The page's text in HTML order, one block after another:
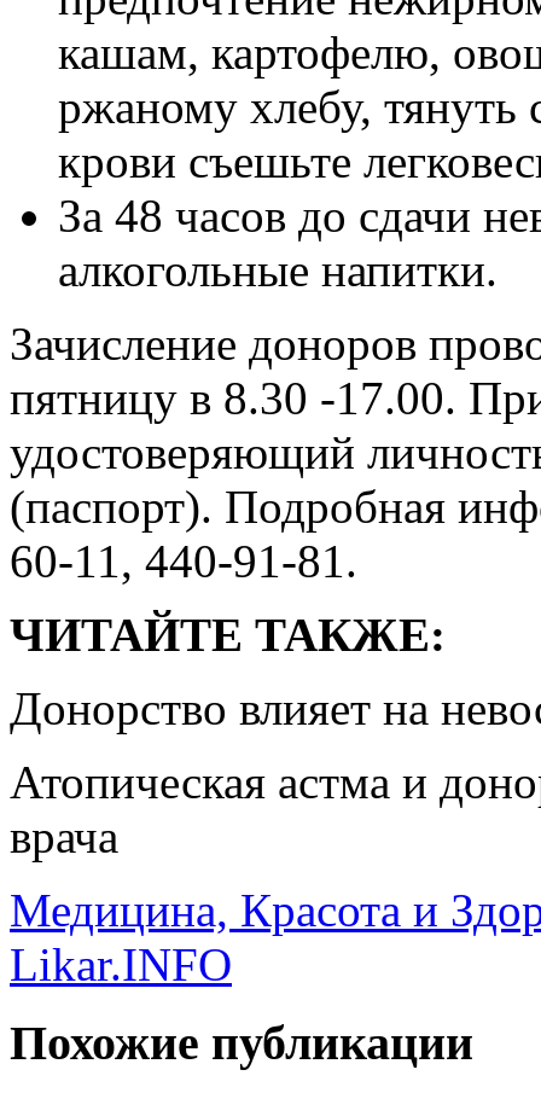
кашам, картофелю,
ржаному хлебу,
крови съешьте
За 48 часов до сдачи
алкогольные напитки.
Зачисление доноров
пятницу в 8.30 -17.00.
удостоверяющий
(паспорт). Подробная
60-11, 440-91-81.
ЧИТАЙТЕ ТАКЖЕ:
Донорство влияет на
Атопическая астма и
врача
Медицина, Красота и
Likar.INFO
Похожие публикации